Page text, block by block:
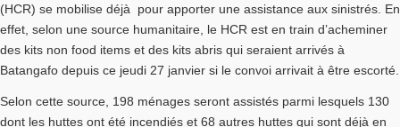
(HCR) se mobilise déjà pour apporter une assistance aux sinistrés. En
effet, selon une source humanitaire, le HCR est en train d’acheminer
des kits non food items et des kits abris qui seraient arrivés à
Batangafo depuis ce jeudi 27 janvier si le convoi arrivait à être escorté.
Selon cette source, 198 ménages seront assistés parmi lesquels 130
dont les huttes ont été incendiés et 68 autres huttes qui sont déjà en